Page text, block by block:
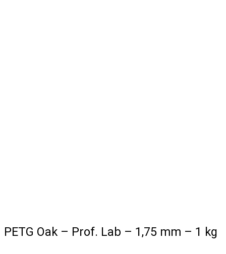
PETG Oak – Prof. Lab – 1,75 mm – 1 kg